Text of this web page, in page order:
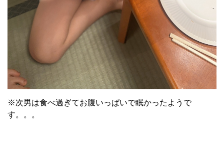
※次男は食べ過ぎてお腹いっぱいで眠かったようで
す。。。